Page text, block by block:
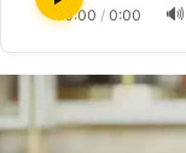
0:00 / 0:00 🔊